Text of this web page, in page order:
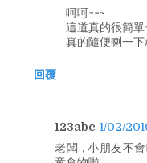
呵呵~~~
這道真的很簡單
真的隨便喇一下
回覆
123abc 1/02/
老闆 , 小朋友不